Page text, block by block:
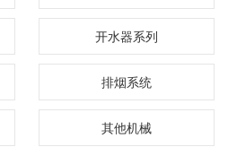
开水器系列
排烟系统
其他机械